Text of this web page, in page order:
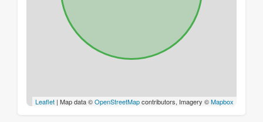
Leaflet | Map data ©OpenStreetMapcontributors, Imagery ©Mapbox